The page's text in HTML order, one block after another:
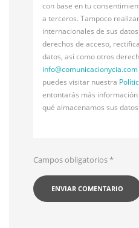
con base en tu
a terceros. Tampoco
internacionales de sus
derechos de acceso,
datos, así como otros
info@comunicacionycia.com
puedes visitar nuestra
entontarás más
qué almacenamos sus datos.
Campos obligatorios*